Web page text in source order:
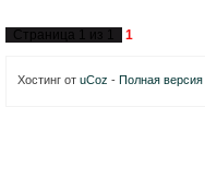
Страница 1 из 1 1
Хостинг от uCoz - Полная версия